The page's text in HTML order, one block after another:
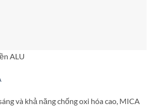
ALU
và khả năng chống oxi hóa cao, MICA